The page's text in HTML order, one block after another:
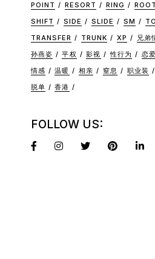
POINT
RESORT RING
SHIFT
SIDE SLIDE SM
TRANSFER
TRUNK XP
兄弟
孙燕姿
平权 影视 性行为
恋爱
情感
温暖 相亲 窒息
职业装
脱单
香港
FOLLOW US: